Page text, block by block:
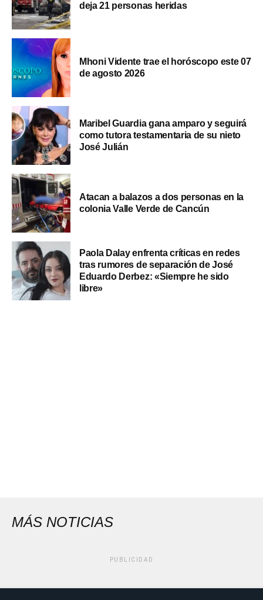
deja 21 personas heridas
Mhoni Vidente trae el horóscopo este 07
de agosto 2026
Maribel Guardia gana amparo y seguirá
como tutora testamentaria de su nieto
José Julián
Atacan a balazos a dos personas en la
colonia Valle Verde de Cancún
Paola Dalay enfrenta críticas en redes
tras rumores de separación de José
Eduardo Derbez: «Siempre he sido
libre»
MÁS NOTICIAS
PUBLICIDAD